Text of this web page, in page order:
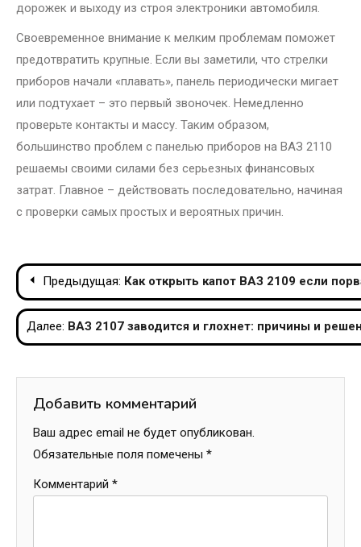
дорожек и выходу из строя электроники автомобиля.
Своевременное внимание к мелким проблемам поможет
предотвратить крупные. Если вы заметили, что стрелки
приборов начали «плавать», панель периодически мигает
или подтухает – это первый звоночек. Немедленно
проверьте контакты и массу. Таким образом,
большинство проблем с панелью приборов на ВАЗ 2110
решаемы своими силами без серьезных финансовых
затрат. Главное – действовать последовательно, начиная
с проверки самых простых и вероятных причин.
Навигация
по
записям
Предыдущая: Как открыть капот ВАЗ 2109 если
Далее: ВАЗ 2107 заводится и глохнет: причины и
Добавить комментарий
Ваш адрес email не будет опубликован.
Обязательные поля помечены *
Комментарий *